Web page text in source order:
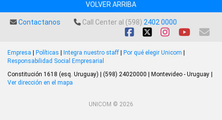
VOLVER ARRIBA
Contactanos Call Center al (598) 2402 0000
Empresa Políticas Integra nuestro staff Por qué elegir Unicom
Responsabilidad Social Empresarial
Constitución 1618 (esq. Uruguay) | (598) 24020000 | Montevideo - Uruguay |
Ver dirección en el mapa
UNICOM © 2026